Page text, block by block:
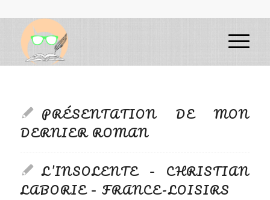
PRÉSENTATION DE MON
DERNIER ROMAN
L’INSOLENTE – CHRISTIAN
LABORIE – FRANCE-LOISIRS